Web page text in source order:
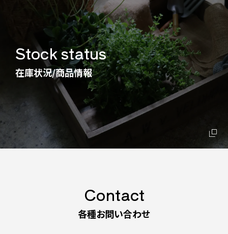
Stock status
在庫状況/商品情報
Contact
各種お問い合わせ